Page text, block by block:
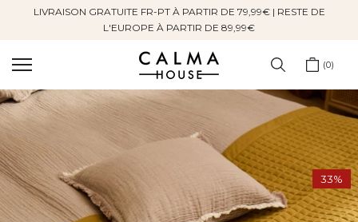
SauterLIVRAISON GRATUITE FR-PT À PARTIR DE 79,99€ | RESTE DE
L'EUROPE À PARTIR DE 89,99€
0
33%